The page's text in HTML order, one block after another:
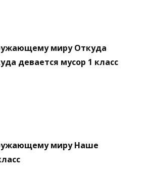
миру Откуда
девается мусор 1 класс
миру Наше